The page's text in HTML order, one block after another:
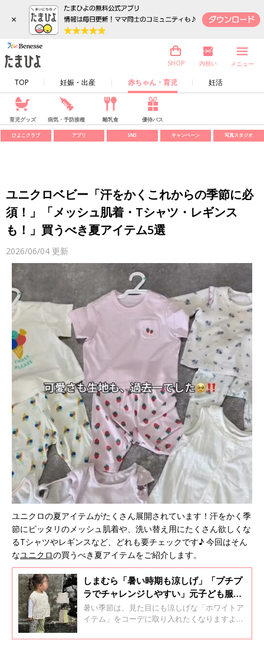
×
TOP 妊娠・出産 赤ちゃん・育児 妊活
SHOP 内祝い メニュー
育児グッズ 病気・予防接種 離乳食 優待パス
ひよこクラブ アプリ SNS キャンペーン 写真スタジオ
ユニクロベビー「汗をかくこれからの季節に必
須！」「メッシュ肌着・Tシャツ・レギンス
も！」買うべき夏アイテム5選
2026/06/04 更新
ユニクロの夏アイテムがたくさん展開されています！汗をかく季
節にピッタリのメッシュ肌着や、洗い替え用にたくさん欲しくな
るTシャツやレギンスなど、どれも要チェックです♪ 今回はそん
なユニクロの買うべき夏アイテムをご紹介します。
しまむら「暑い時期も涼しげ」「プチプ
ラでチャレンジしやすい」元子ども服販
売員ライターが推す★ホワイトアイテム
5選
暑い季節は、見た目にも涼しげな「ホワイトア
イテム」をコーデに取り入れたくなりますよ
らでゲットできるホワイトアイテムを集めまし